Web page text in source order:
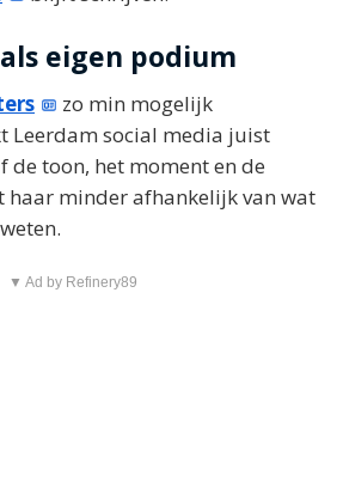
eigen podium
zo min mogelijk
Leerdam social media juist
de toon, het moment en de
haar minder afhankelijk van wat
▼ Ad by Refinery89